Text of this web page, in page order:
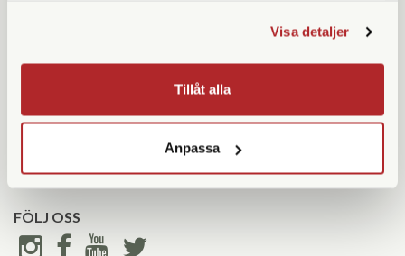
Visa detaljer
Tillåt alla
Anpassa
BUTIK
Hornsgatan 91
ÖPPETTIDER SOMMAR
Mån-fre
Stängt
Stängt
Avvikande öppettider-
>
FÖLJ OSS